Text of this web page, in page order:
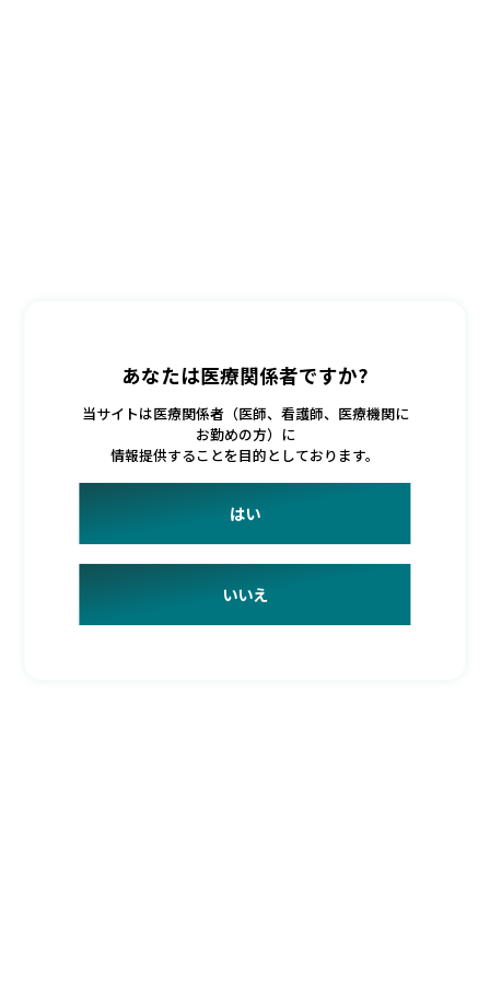
あなたは医療関係者ですか?
当サイトは医療関係者（医師、看護師、医療機関に
お勤めの方）に
情報提供することを目的としております。
はい
いいえ